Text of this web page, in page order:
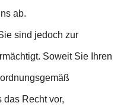
ab.
sind jedoch zur
Soweit Sie Ihren
das Recht vor,